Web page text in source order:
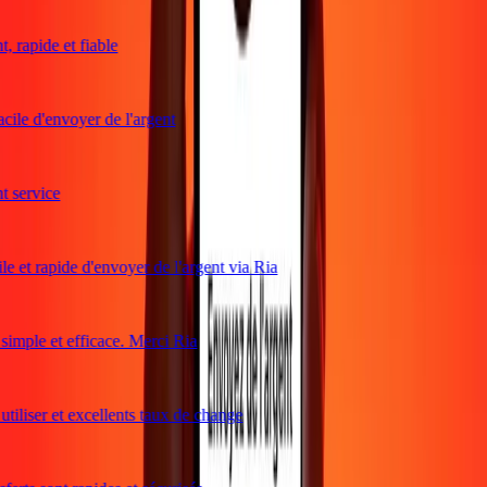
et fiable
d'envoyer de l'argent
et rapide d'envoyer de l'argent via Ria
et efficace. Merci Ria
et excellents taux de change